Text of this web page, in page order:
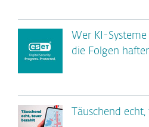
Wer KI-
die Folgen
Täuschend